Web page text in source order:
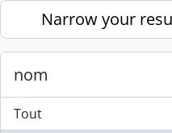
Skip to main content
Narrow your
nom
Tout